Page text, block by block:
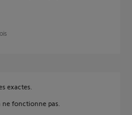
exactes.
ne fonctionne pas.